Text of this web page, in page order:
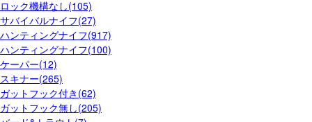
ロック機構なし(105)
サバイバルナイフ(27)
ハンティングナイフ(917)
ハンティングナイフ(100)
ケーパー(12)
スキナー(265)
ガットフック付き(62)
ガットフック無し(205)